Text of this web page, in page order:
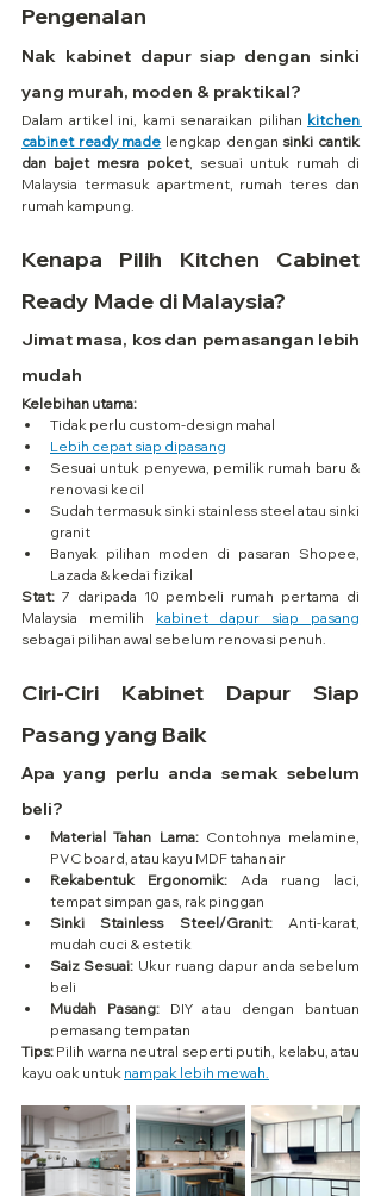
Pengenalan
Nak kabinet dapur siap dengan sinki
yang murah, moden & praktikal?
Dalam artikel ini, kami senaraikan pilihan kitchen
cabinet ready made lengkap dengan sinki cantik
dan bajet mesra poket, sesuai untuk rumah di
Malaysia termasuk apartment, rumah teres dan
rumah kampung.
Kenapa Pilih Kitchen Cabinet
Ready Made di Malaysia?
Jimat masa, kos dan pemasangan lebih
mudah
Kelebihan utama:
Tidak perlu custom-design mahal
Lebih cepat siap dipasang
Sesuai untuk penyewa, pemilik rumah baru &
renovasi kecil
Sudah termasuk sinki stainless steel atau sinki
granit
Banyak pilihan moden di pasaran Shopee,
Lazada & kedai fizikal
Stat: 7 daripada 10 pembeli rumah pertama di
Malaysia memilih kabinet dapur siap pasang
sebagai pilihan awal sebelum renovasi penuh.
Ciri-Ciri Kabinet Dapur Siap
Pasang yang Baik
Apa yang perlu anda semak sebelum
beli?
Material Tahan Lama: Contohnya melamine,
PVC board, atau kayu MDF tahan air
Rekabentuk Ergonomik: Ada ruang laci,
tempat simpan gas, rak pinggan
Sinki Stainless Steel/Granit: Anti-karat,
mudah cuci & estetik
Saiz Sesuai: Ukur ruang dapur anda sebelum
beli
Mudah Pasang: DIY atau dengan bantuan
pemasang tempatan
Tips: Pilih warna neutral seperti putih, kelabu, atau
kayu oak untuk nampak lebih mewah.